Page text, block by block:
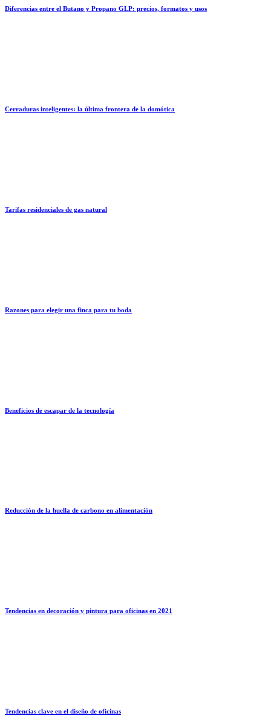
Diferencias entre el Butano y Propano GLP: precios, formatos y usos
Cerraduras inteligentes: la última frontera de la domótica
Tarifas residenciales de gas natural
Razones para elegir una finca para tu boda
Beneficios de escapar de la tecnología
Reducción de la huella de carbono en alimentación
Tendencias en decoración y pintura para oficinas en 2021
Tendencias clave en el diseño de oficinas